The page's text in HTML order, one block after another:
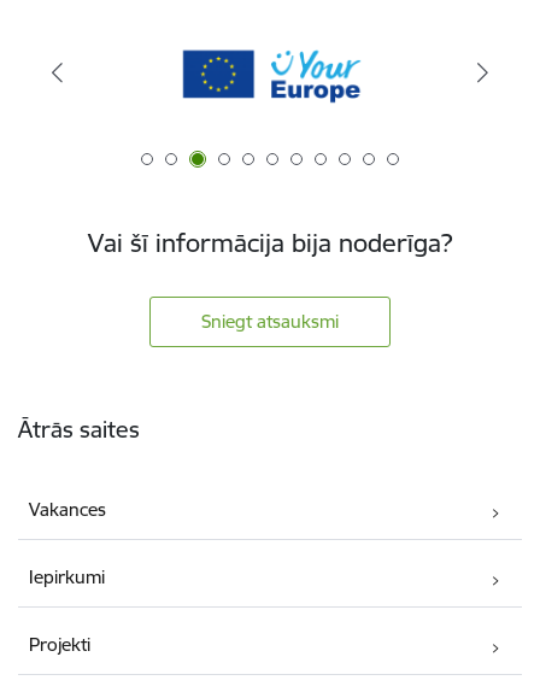
Vai šī informācija bija noderīga?
Sniegt atsauksmi
Ātrās saites
Vakances
Iepirkumi
Projekti